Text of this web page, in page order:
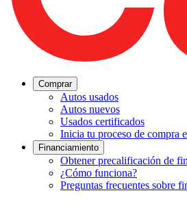
Comprar
Autos usados
Autos nuevos
Usados certificados
Inicia tu proceso de compra
Financiamiento
Obtener precalificación de
¿Cómo funciona?
Preguntas frecuentes sobre